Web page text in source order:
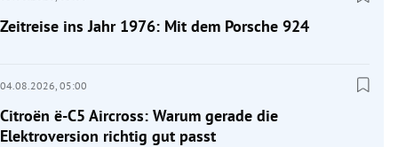
Zeitreise ins Jahr 1976: Mit dem Porsche 924
04.08.2026, 05:00
Citroën ë-C5 Aircross: Warum gerade die
Elektroversion richtig gut passt